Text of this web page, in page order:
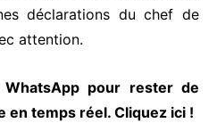
déclarations du chef de
attention.
pour rester de
en temps réel. Cliquez ici !